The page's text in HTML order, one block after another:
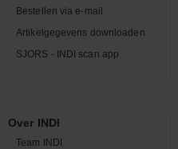
Bestellen via e-mail
Artikelgegevens downloaden
SJORS - INDI scan app
Over INDI
Team INDI